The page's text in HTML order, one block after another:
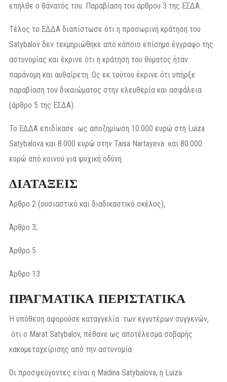
επήλθε ο θάνατός του. Παραβίαση του άρθρου 3 της ΕΣΔΑ.
Τέλος το ΕΔΔΑ διαπίστωσε ότι η προσωρινή κράτηση του
Satybalov δεν τεκμηριώθηκε από κάποιο επίσημο έγγραφο της
αστυνομίας και έκρινε ότι η κράτηση του θύματος ήταν
παράνομη και αυθαίρετη. Ως εκ τούτου έκρινε ότι υπήρξε
παραβίαση του δικαιώματος στην ελευθερία και ασφάλεια
(άρθρο 5 της ΕΣΔΑ).
Το ΕΔΔΑ επιδίκασε ως αποζημίωση 10.000 ευρώ στη Luiza
Satybalova και 8.000 ευρώ στην Taisa Nartayeva και 80.000
ευρώ από κοινού για ψυχική οδύνη.
ΔΙΑΤΑΞΕΙΣ
Άρθρο 2 (ουσιαστικό και διαδικαστικό σκέλος),
Άρθρο 3,
Άρθρο 5
Άρθρο 13
ΠΡΑΓΜΑΤΙΚΑ ΠΕΡΙΣΤΑΤΙΚΑ
Η υπόθεση αφορούσε καταγγελία των εγγυτέρων συγγενών,
ότι ο Marat Satybalov, πέθανε ως αποτέλεσμα σοβαρής
κακομεταχείρισης από την αστυνομία.
Οι προσφεύγοντες είναι η Madina Satybalova, η Luiza